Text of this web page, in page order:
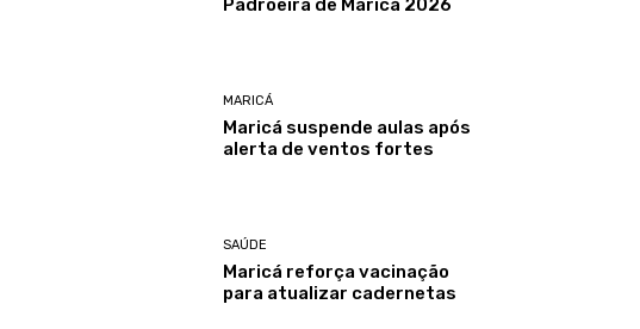
Padroeira de Maricá 2026
MARICÁ
Maricá suspende aulas após
alerta de ventos fortes
SAÚDE
Maricá reforça vacinação
para atualizar cadernetas